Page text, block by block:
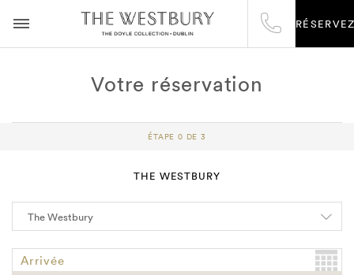
Votre réservation
ÉTAPE 0 DE 3
THE WESTBURY
Arrivée